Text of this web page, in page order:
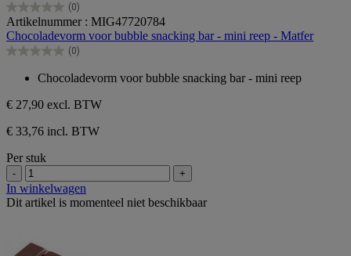
(0)
0.0
van
de
5
Artikelnummer : MIG47720784
Chocoladevorm voor bubble snacking bar - mini reep - Matfer
(0)
0.0
5
sterren.
Chocoladevorm voor bubble snacking bar - mini reep
€ 27,90 excl. BTW
€ 33,76 incl. BTW
Per stuk
- +
In winkelwagen
Dit artikel is momenteel niet beschikbaar